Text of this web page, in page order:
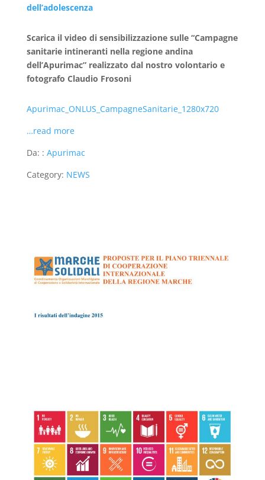
dell’adolescenza
Scarica il video di sensibilizzazione sulle “Campagne
sanitarie intineranti nella regione andina
dell’Apurimac” realizzato dal nostro volontario e
fotografo Claudio Frosoni
Apurimac_ONLUS_CampagneSanitarie_1280x720
…read more
Da: : Apurimac
Category: NEWS